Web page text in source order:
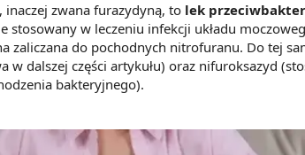
inaczej zwana furazydyną, to lek
stosowany w leczeniu infekcji układu
zaliczana do pochodnych nitrofuranu. Do tej
dalszej części artykułu) oraz nifuroksazyd
bakteryjnego).